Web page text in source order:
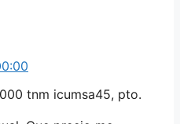
tnm icumsa45, pto.